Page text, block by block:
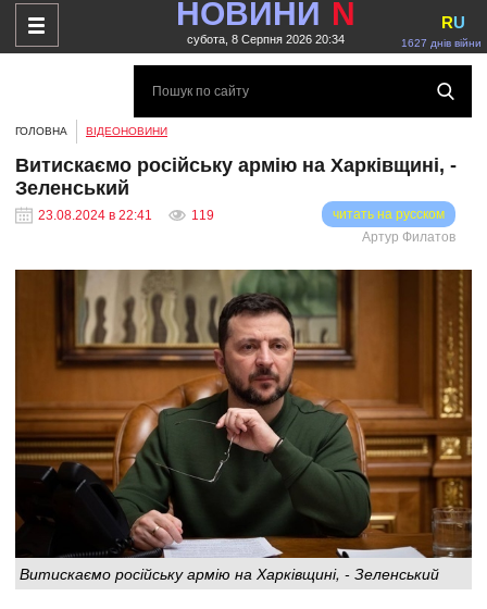
НОВИНИ N
субота, 8 Серпня 2026 20:34 1627 днів війни
RU
ГОЛОВНА ВІДЕОНОВИНИ
Витискаємо російську армію на Харківщині, -
Зеленський
23.08.2024 в 22:41 119
читать на русском
Артур Филатов
Витискаємо російську армію на Харківщині, - Зеленський